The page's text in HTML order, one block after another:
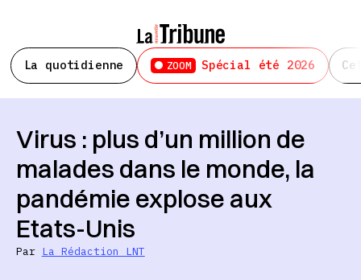
La quotidienne ZOOM Spécial été 2026
Virus : plus d’un million de
malades dans le monde, la
pandémie explose aux
Etats-Unis
Par La Rédaction LNT